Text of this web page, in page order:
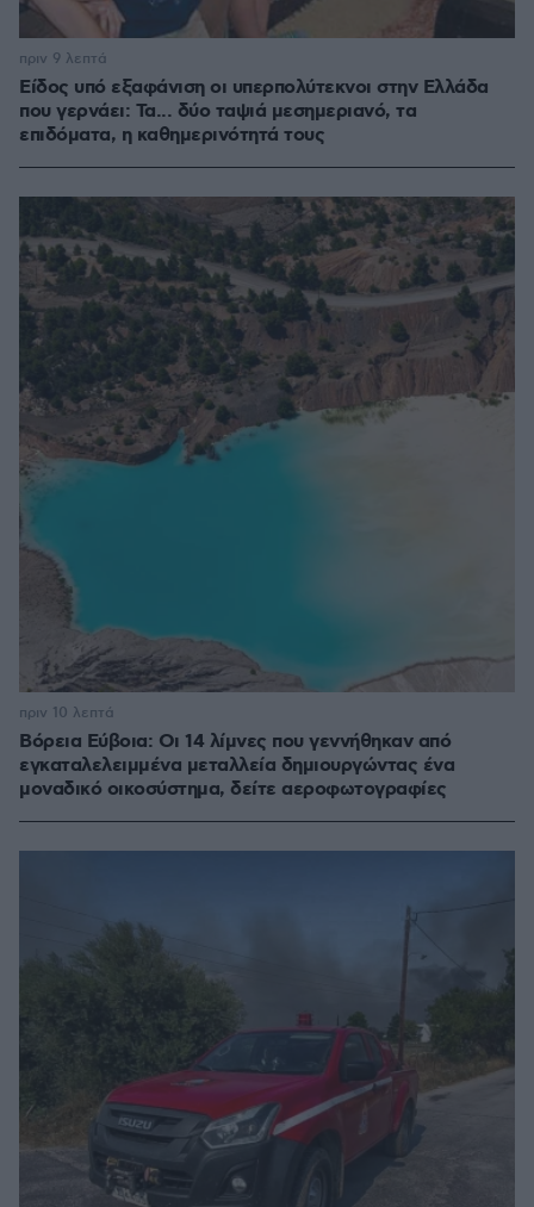
Είδος υπό εξαφάνιση οι υπερπολύτεκνοι στην Ελλάδα
που γερνάει: Τα... δύο ταψιά μεσημεριανό, τα
επιδόματα, η καθημερινότητά τους
πριν 9 λεπτά
Βόρεια Εύβοια: Οι 14 λίμνες που γεννήθηκαν από
εγκαταλελειμμένα μεταλλεία δημιουργώντας ένα
μοναδικό οικοσύστημα, δείτε αεροφωτογραφίες
πριν 10 λεπτά